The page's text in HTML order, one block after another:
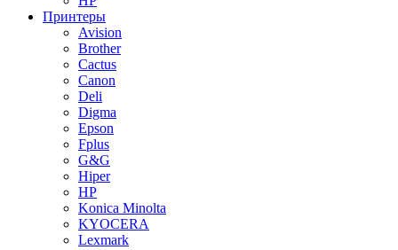
Принтеры
Avision
Brother
Cactus
Canon
Deli
Digma
Epson
Fplus
G&G
Hiper
HP
Konica Minolta
KYOCERA
Lexmark